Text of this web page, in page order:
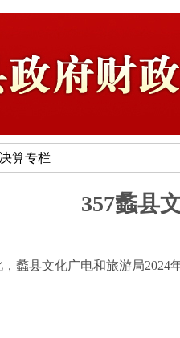
算专栏
357蠡县
蠡县文化广电和旅游局